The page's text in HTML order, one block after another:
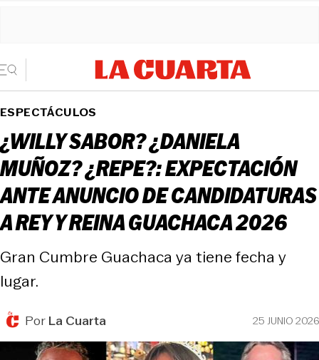
ESPECTÁCULOS
¿WILLY SABOR? ¿DANIELA
MUÑOZ? ¿REPE?: EXPECTACIÓN
ANTE ANUNCIO DE CANDIDATURAS
A REY Y REINA GUACHACA 2026
Gran Cumbre Guachaca ya tiene fecha y
lugar.
PorLa Cuarta 25 JUNIO 2026